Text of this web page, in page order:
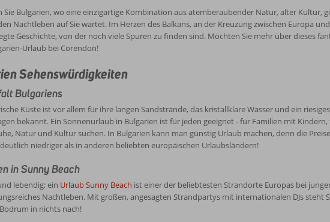
liegt gegenüber von Asien im Südosten Europas und grenzt an die Länder Rumänien,
Bulgariens Ostküste grenzt an das Schwarze Meer und hat endlose Sandstrände und klares
Sie Bulgarien, wo eine einzigartige Kombination aus atemberaubender Natur, alter Kultur,
Nachtleben auf Sie wartet. Im Herzen des Balkans, an der Kreuzung zwischen Europa
Geschichte, von der noch viele Spuren zu finden sind. Möchten Sie mehr über dieses
Urlaub bei Corendon!
Sehenswürdigkeiten
Bulgariens
Küste ist vor allem für ihre langen Sandstrände, das kristallklare Wasser und ein
bekannt. Ein Sonnenurlaub in Bulgarien ist für jeden geeignet - für Familien mit
Natur und Kultur suchen. In Bulgarien kann man günstig Urlaub machen, denn die
niedriger als in anderen beliebten europäischen Urlaubsländern!
in Sunny Beach
lebendig; ein Urlaub Sunny Beach ist einer der beliebtesten Strandorte Europas bei
Nachtleben. Mit großen, angesagten Strandpartys mit internationalen DJs steht
in nichts nach!